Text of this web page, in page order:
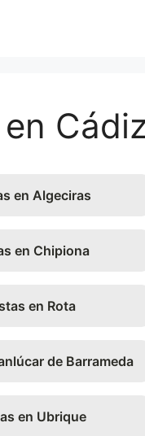
en Algeciras
en Chipiona
en Rota
de Barrameda
en Ubrique